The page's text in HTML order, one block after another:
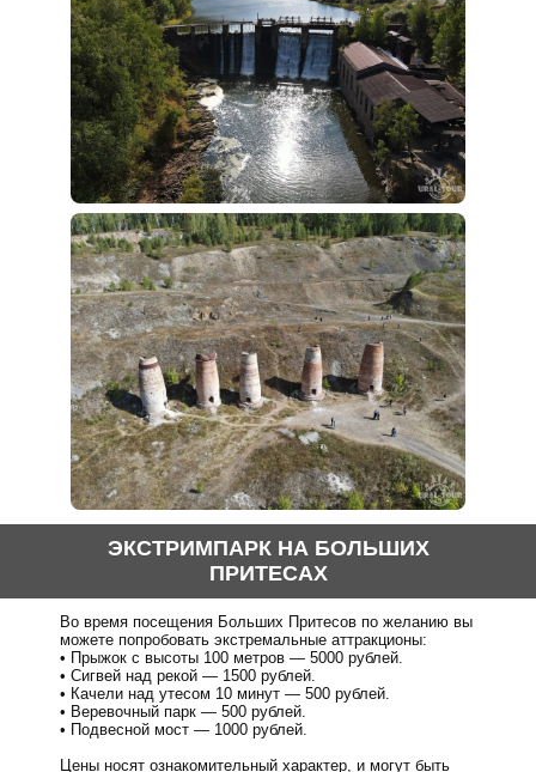
ЭКСТРИМПАРК НА БОЛЬШИХ
ПРИТЕСАХ
Во время посещения Больших Притесов по желанию вы
можете попробовать экстремальные аттракционы:
Прыжок с высоты 100 метров — 5000 рублей.
Сигвей над рекой — 1500 рублей.
Качели над утесом 10 минут — 500 рублей.
Веревочный парк — 500 рублей.
Подвесной мост — 1000 рублей.
Цены носят ознакомительный характер, и могут быть